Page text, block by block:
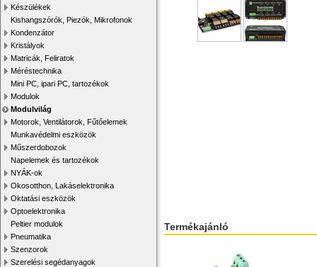
Készülékek
Kishangszórók, Piezók, Mikrofonok
Kondenzátor
Kristályok
Matricák, Feliratok
Méréstechnika
Mini PC, ipari PC, tartozékok
Modulok
Modulvilág
Motorok, Ventilátorok, Fűtőelemek
Munkavédelmi eszközök
Műszerdobozok
Napelemek és tartozékok
NYÁK-ok
Okosotthon, Lakáselektronika
Oktatási eszközök
Optoelektronika
Peltier modulok
Pneumatika
Szenzorok
Szerelési segédanyagok
Termékajánló